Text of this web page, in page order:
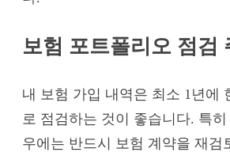
보험 포트폴리오 점검
내 보험 가입 내역은 최소 1년에
로 점검하는 것이 좋습니다. 특
우에는 반드시 보험 계약을 재검